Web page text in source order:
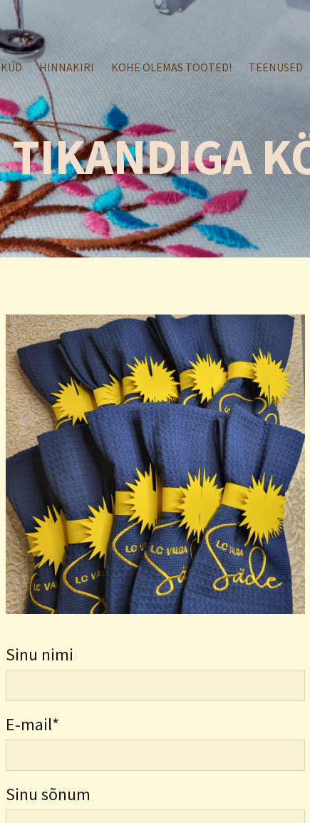
HINNAKIRI KOHE OLEMAS TOOTED! TEENUSED
TIKANDIGA
Sinu nimi
E-mail
Sinu sõnum